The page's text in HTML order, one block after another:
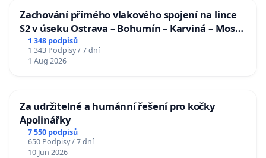
Zachování přímého vlakového spojení na lince
S2 v úseku Ostrava – Bohumín – Karviná – Mosty
u Jablunkova
1 348 podpisů
1 343 Podpisy / 7 dní
1 Aug 2026
Za udržitelné a humánní řešení pro kočky
Apolinářky
7 550 podpisů
650 Podpisy / 7 dní
10 Jun 2026